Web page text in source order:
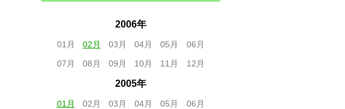
2006年
01月 02月 03月 04月 05月
06月
07月
08月 09月 10月 11月 12月
2005年
01月 02月 03月 04月 05月
06月